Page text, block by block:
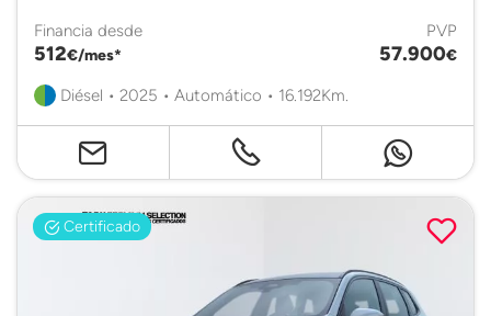
Financia desde
512€/mes*
PVP
57.900€
Diésel • 2025 • Automático • 16.192Km.
Certificado